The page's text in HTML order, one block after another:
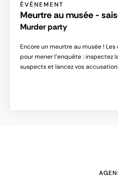
ÉVÉNEMENT
Meurtre au musée -
Murder party
Encore un meurtre au musée !
pour mener l'enquête : inspectez
suspects et lancez vos